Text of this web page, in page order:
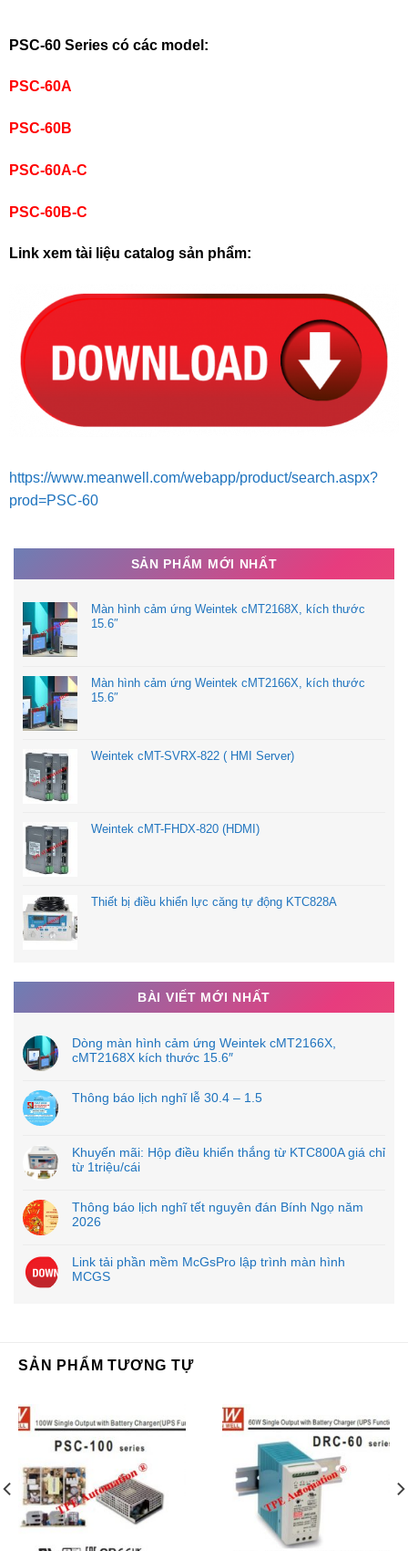
PSC-60 Series có các model:
PSC-60A
PSC-60B
PSC-60A-C
PSC-60B-C
Link xem tài liệu catalog sản phẩm:
https://www.meanwell.com/webapp/product/search.aspx?
prod=PSC-60
SẢN PHẨM MỚI NHẤT
Màn hình cảm ứng Weintek cMT2168X, kích thước
15.6″
Màn hình cảm ứng Weintek cMT2166X, kích thước
15.6″
Weintek cMT-SVRX-822 ( HMI Server)
Weintek cMT-FHDX-820 (HDMI)
Thiết bị điều khiển lực căng tự động KTC828A
BÀI VIẾT MỚI NHẤT
Dòng màn hình cảm ứng Weintek cMT2166X,
cMT2168X kích thước 15.6″
Thông báo lịch nghĩ lễ 30.4 – 1.5
Khuyến mãi: Hộp điều khiển thắng từ KTC800A giá chỉ
từ 1triệu/cái
Thông báo lịch nghĩ tết nguyên đán Bính Ngọ năm
2026
Link tải phần mềm McGsPro lập trình màn hình
MCGS
SẢN PHẨM TƯƠNG TỰ